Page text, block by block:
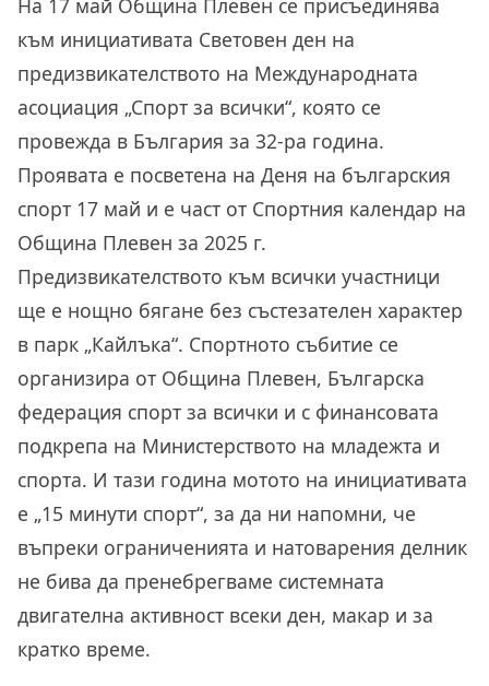
На 17 май Община Плевен се присъединява
към инициативата Световен ден на
предизвикателството на Международната
асоциация „Спорт за всички“, която се
провежда в България за 32-ра година.
Проявата е посветена на Деня на българския
спорт 17 май и е част от Спортния календар на
Община Плевен за 2025 г.
Предизвикателството към всички участници
ще е нощно бягане без състезателен характер
в парк „Кайлъка“. Спортното събитие се
организира от Община Плевен, Българска
федерация спорт за всички и с финансовата
подкрепа на Министерството на младежта и
спорта. И тази година мотото на инициативата
е „15 минути спорт“, за да ни напомни, че
въпреки ограниченията и натоварения делник
не бива да пренебрегваме системната
двигателна активност всеки ден, макар и за
кратко време.